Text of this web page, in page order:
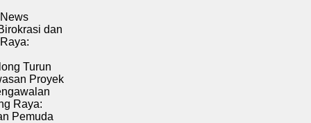
News
dan